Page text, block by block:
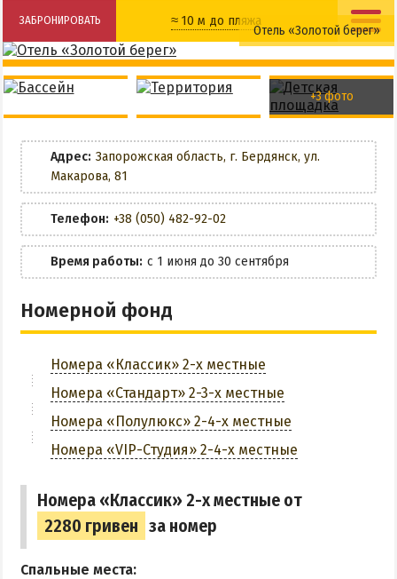
ЧАСТНЫЙ СЕКТОР
АЗОВСКОЕ (ЛУНАЧАРСКОЕ)
НОВОПЕТРОВКА
ЛЕЧЕНИЕ И БАЛЬНЕОТЕРАПИЯ
Грязи, лиманы и соленые озера
Санатории
История курорта
ПИТАНИЕ
РАЗВЛЕЧЕНИЯ
Аквапарк
Дельфинарий
Зоопарк
Виндсерфинг
Рыбалка
Памятники и скульптуры
Приморская площадь
Бердянские маяки
ЗАБРОНИРОВАТЬ ≈ 10 м до пляжа
Бассейн
Детская площадка
Детская анимация
Питание включено
Кафе
Разрешено с животными
Wi-Fi
Спортзал
Теннисный корт
Массаж
ЗАБРОНИРОВАТЬ
Отель «Золотой берег»
+3 фото
Адрес: Запорожская область, г. Бердянск, ул.
Макарова, 81
Телефон: +38 (050) 482-92-02
Время работы: с 1 июня до 30 сентября
Номерной фонд
Номера «Классик» 2-х местные
Номера «Стандарт» 2-3-х местные
Номера «Полулюкс» 2-4-х местные
Номера «VIP-Студия» 2-4-х местные
Номера «Классик» 2-х местные от
2280 гривен за номер
Спальные места: